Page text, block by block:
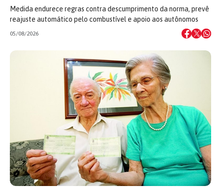
Medida endurece regras contra descumprimento da norma, prevê
reajuste automático pelo combustível e apoio aos autônomos
05/08/2026